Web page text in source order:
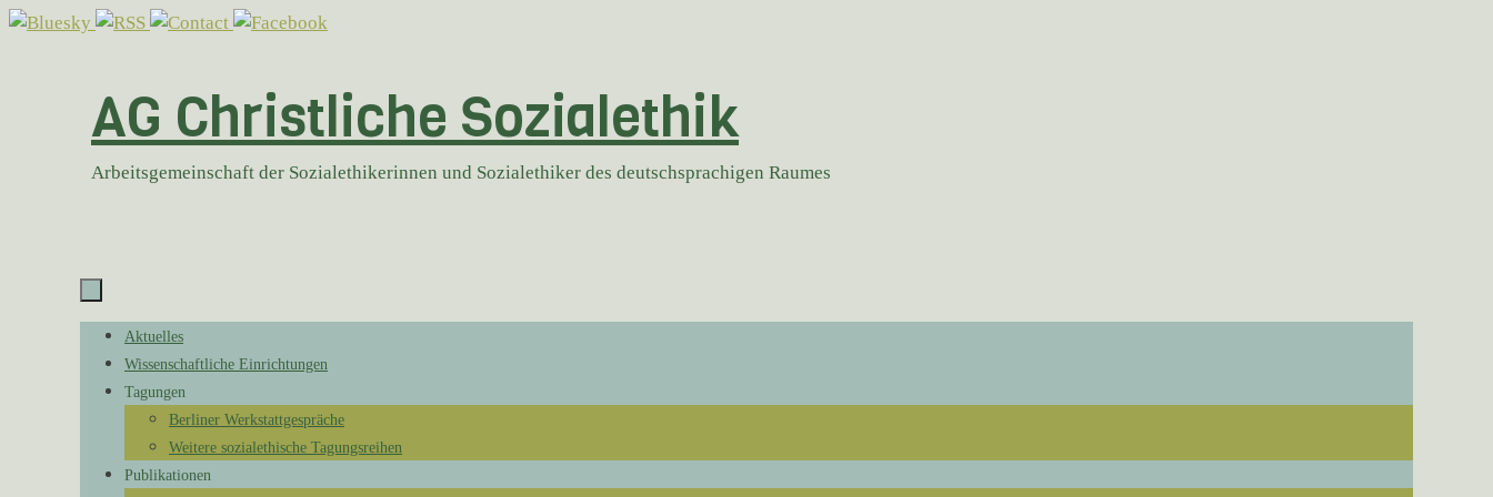
Zum
AG Christliche Sozialethik
Arbeitsgemeinschaft der Sozialethikerinnen und Sozialethiker des deutschsprachigen Raumes
Zum
Inhalt
springen
Aktuelles
Wissenschaftliche Einrichtungen
Tagungen
Berliner Werkstattgespräche
Weitere sozialethische Tagungsreihen
Publikationen